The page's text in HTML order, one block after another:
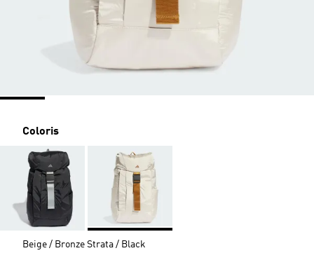
Coloris
Beige / Bronze Strata / Black